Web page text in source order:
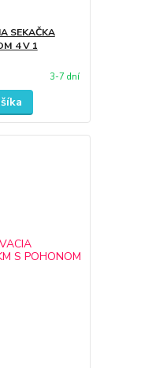
SEKAČKA
4 V 1
3-7 dní